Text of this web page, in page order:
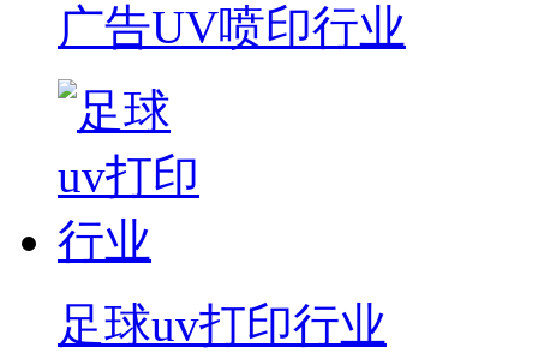
广告UV喷印行业
足球uv打印行业